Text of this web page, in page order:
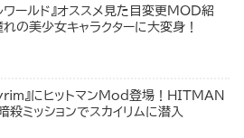
ワールド』オススメ見た目変更MOD紹
れの美少女キャラクターに大変身！
』にヒットマンMod登場！HITMAN
殺ミッションでスカイリムに潜入